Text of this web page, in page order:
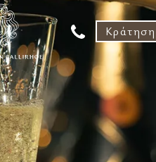
Κράτηση